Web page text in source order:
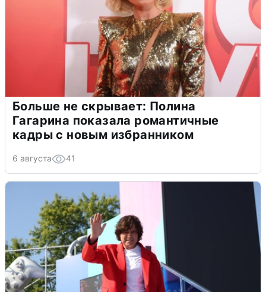
Больше не скрывает: Полина
Гагарина показала романтичные
кадры с новым избранником
6 августа 41